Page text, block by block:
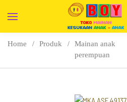
Home Produk
Mainan anak
perempuan